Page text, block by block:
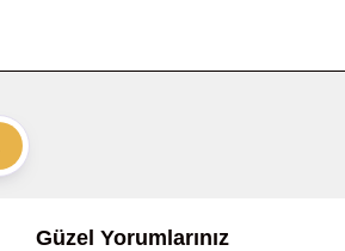
Güzel Yorumlarınız